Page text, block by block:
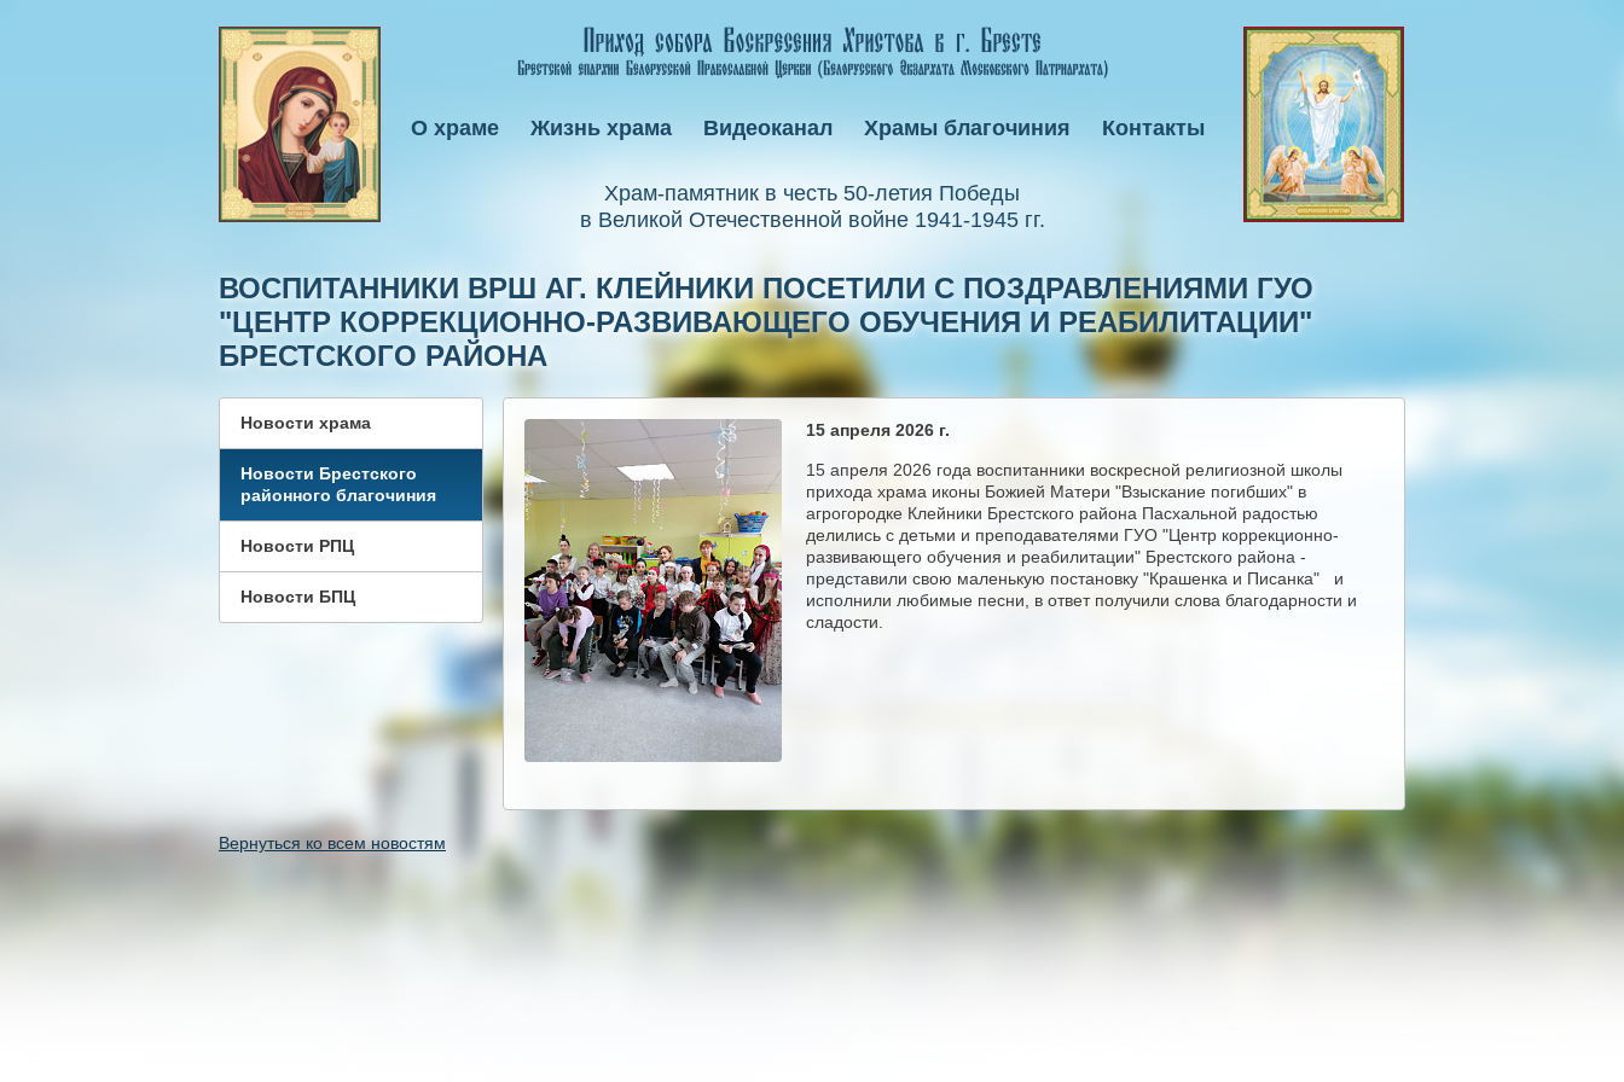
Xрам-памятник в честь 50-летия Победы
в Великой Отечественной войне 1941-1945 гг.
О храме Жизнь храма Видеоканал Храмы благочиния Контакты
ВОСПИТАННИКИ ВРШ АГ. КЛЕЙНИКИ ПОСЕТИЛИ С ПОЗДРАВЛЕНИЯМИ ГУО
"ЦЕНТР КОРРЕКЦИОННО-РАЗВИВАЮЩЕГО ОБУЧЕНИЯ И РЕАБИЛИТАЦИИ"
БРЕСТСКОГО РАЙОНА
Новости храма
Новости Брестского
районного благочиния
Новости РПЦ
Новости БПЦ
15 апреля 2026 г.
15 апреля 2026 года воспитанники воскресной религиозной школы
прихода храма иконы Божией Матери "Взыскание погибших" в
агрогородке Клейники Брестского района Пасхальной радостью
делились с детьми и преподавателями ГУО "Центр коррекционно-
развивающего обучения и реабилитации" Брестского района -
представили свою маленькую постановку "Крашенка и Писанка" и
исполнили любимые песни, в ответ получили слова благодарности и
сладости.
Вернуться ко всем новостям